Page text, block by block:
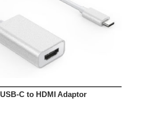
USB-C to HDMI Adaptor